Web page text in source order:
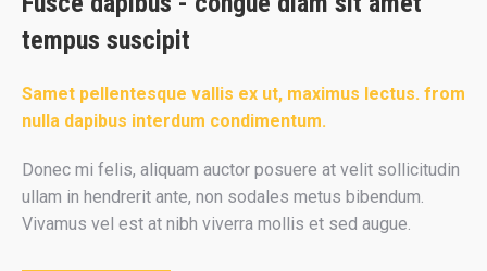
tempus suscipit
Samet pellentesque vallis ex ut, maximus lectus. from
nulla dapibus interdum condimentum.
Donec mi felis, aliquam auctor posuere at velit sollicitudin
ullam in hendrerit ante, non sodales metus bibendum.
Vivamus vel est at nibh viverra mollis et sed augue.